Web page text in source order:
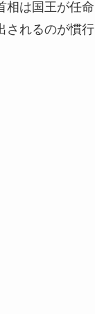
相は国王が任
れるのが慣行